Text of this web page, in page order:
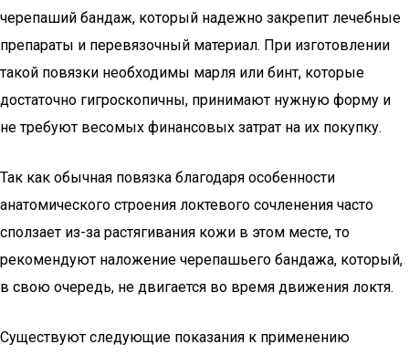
черепаший бандаж, который надежно закрепит лечебные
препараты и перевязочный материал. При изготовлении
такой повязки необходимы марля или бинт, которые
достаточно гигроскопичны, принимают нужную форму и
не требуют весомых финансовых затрат на их покупку.
Так как обычная повязка благодаря особенности
анатомического строения локтевого сочленения часто
сползает из-за растягивания кожи в этом месте, то
рекомендуют наложение черепашьего бандажа, который,
в свою очередь, не двигается во время движения локтя.
Существуют следующие показания к применению